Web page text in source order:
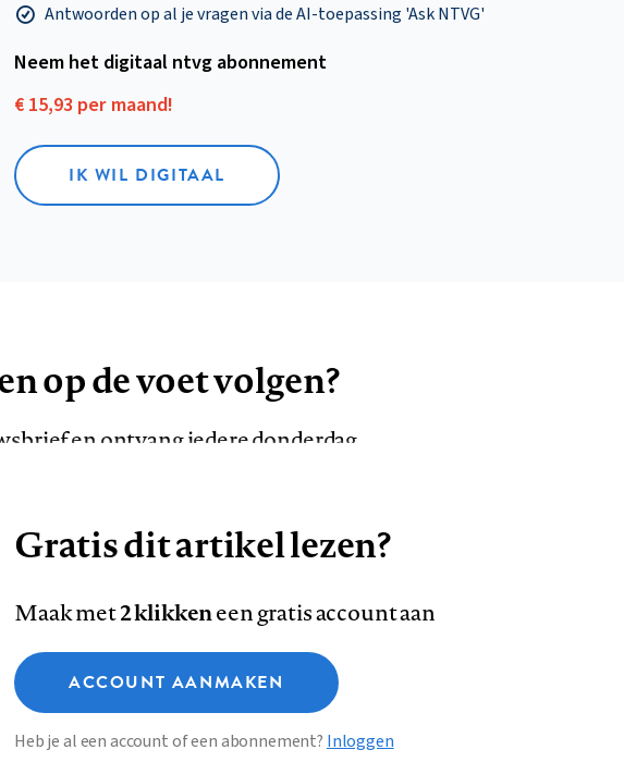
Antwoorden op al je vragen via de AI-toepassing 'Ask NTVG'
Neem het digitaal ntvg abonnement
€ 15,93 per maand!
IK WIL DIGITAAL
op de voet volgen?
en ontvang iedere donderdag
AANMELDEN
Colofon Disclaimer Privacy About us
Deze site gebruikt cookies
cookies
cookies
Gratis dit artikel lezen?
Maak met2 klikkeneen gratis account aan
ACCOUNT AANMAKEN
Heb je al een account of een abonnement? Inloggen